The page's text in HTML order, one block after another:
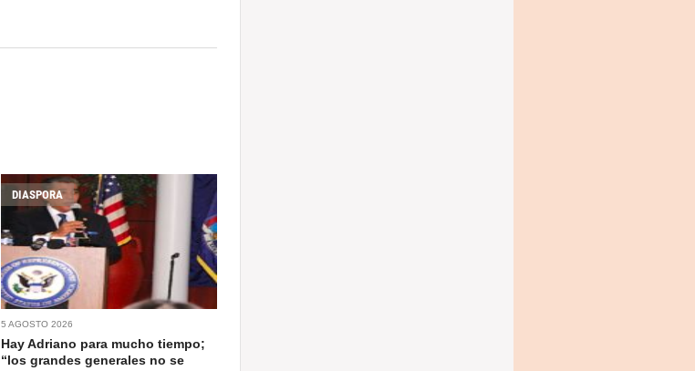
DIASPORA
5 AGOSTO 2026
Hay Adriano para mucho tiempo;
“los grandes generales no se